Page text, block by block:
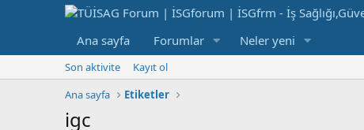
Ana sayfa Forumlar Neler yeni
Son aktivite
Kayıt ol
Ana sayfa
Etiketler
igc